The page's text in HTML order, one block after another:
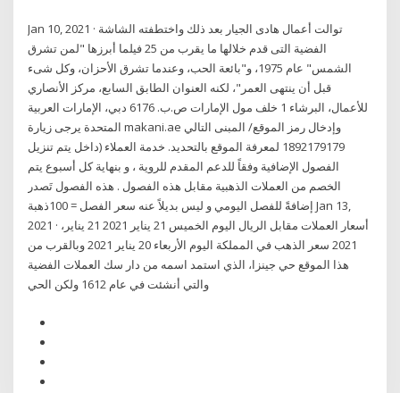
Jan 10, 2021 · توالت أعمال هادى الجيار بعد ذلك واختطفته الشاشة
الفضية التى قدم خلالها ما يقرب من 25 فيلما أبرزها "لمن تشرق
الشمس" عام 1975، و"بائعة الحب، وعندما تشرق الأحزان، وكل شىء
قبل أن ينتهى العمر"، لكنه العنوان الطابق السابع، مركز الأنصاري
للأعمال، البرشاء 1 خلف مول الإمارات ص.ب. 6176 دبي، الإمارات العربية
المتحدة يرجى زيارة makani.ae وإدخال رمز الموقع/ المبنى التالي
1892179179 لمعرفة الموقع بالتحديد. خدمة العملاء (داخل يتم تنزيل
الفصول الإضافية وفقاً للدعم المقدم للروية ، و بنهاية كل أسبوع يتم
الخصم من العملات الذهبية مقابل هذه الفصول . هذه الفصول تَصدر
إضافةً للفصل اليومي و ليس بديلاً عنه سعر الفصل = 100ذهبة Jan 13,
2021 · أسعار العملات مقابل الريال اليوم الخميس 21 يناير 2021 21 يناير،
2021 سعر الذهب في المملكة اليوم الأربعاء 20 يناير 2021 وبالقرب من
هذا الموقع حي جينزا، الذي استمد اسمه من دار سك العملات الفضية
والتي أنشئت في عام 1612 ولكن الحي